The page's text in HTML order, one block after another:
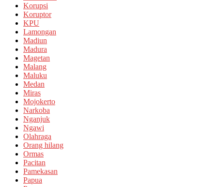
Korupsi
Koruptor
KPU
Lamongan
Madiun
Madura
Magetan
Malang
Maluku
Medan
Miras
Mojokerto
Narkoba
Nganjuk
Ngawi
Olahraga
Orang hilang
Ormas
Pacitan
Pamekasan
Papua